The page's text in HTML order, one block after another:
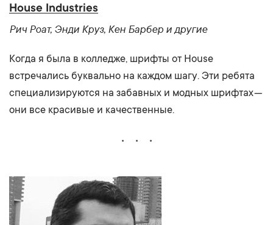
House Industries
Рич Роат, Энди Круз, Кен Барбер и другие
Когда я была в колледже, шрифты от House
встречались буквально на каждом шагу. Эти ребята
специализируются на забавных и модных шрифтах —
они все красивые и качественные.